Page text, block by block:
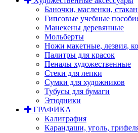
Баночки, масленки,
Гипсовые учебные
Манекены деревянные
Мольберты
Ножи макетные, лезвия,
Палитры для красок
Пеналы художественные
Стеки для лепки
Сумки для художников
Тубусы для бумаги
Этюдники
ГРАФИКА
Калиграфия
Карандаши, уголь,